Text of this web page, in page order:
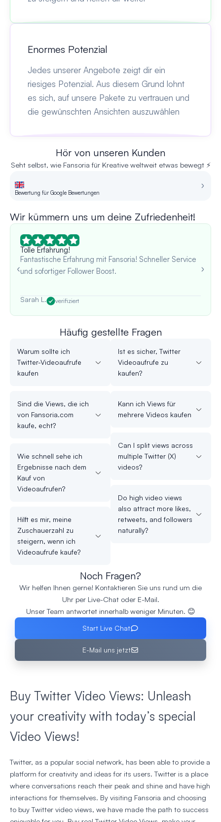
Enormes Potenzial
Jedes unserer Angebote zeigt dir ein
riesiges Potenzial. Aus diesem Grund lohnt
es sich, auf unsere Pakete zu vertrauen und
die gewünschten Ansichten auszuwählen
Hör von unseren Kunden
Seht selbst, wie Fansoria für Kreative weltweit etwas bewegt ⚡
Bewertung für Google Bewertungen
Wir kümmern uns um deine Zufriedenheit!
Tolle Erfahrung!
Fantastische Erfahrung mit Fansoria! Schneller Service
und sofortiger Follower Boost.
Sarah L. verifiziert
Häufig gestellte Fragen
Warum sollte ich
Twitter-Videoaufrufe
kaufen
Sind die Views, die ich
von Fansoria.com
kaufe, echt?
Wie schnell sehe ich
Ergebnisse nach dem
Kauf von
Videoaufrufen?
Hilft es mir, meine
Zuschauerzahl zu
steigern, wenn ich
Videoaufrufe kaufe?
Ist es sicher, Twitter
Videoaufrufe zu
kaufen?
Kann ich Views für
mehrere Videos kaufen
Can I split views across
multiple Twitter (X)
videos?
Do high video views
also attract more likes,
retweets, and followers
naturally?
Noch Fragen?
Wir helfen Ihnen gerne! Kontaktieren Sie uns rund um die
Uhr per Live-Chat oder E-Mail.
Unser Team antwortet innerhalb weniger Minuten. 😊
Start Live Chat
E-Mail uns jetzt
Buy Twitter Video Views: Unleash
your creativity with today’s special
Video Views!
Twitter, as a popular social network, has been able to provide a
platform for creativity and ideas for its users. Twitter is a place
where conversations reach their peak and shine and have high
interactions for themselves. By visiting Fansoria and choosing
to buy Twitter video views, we have made the path to success